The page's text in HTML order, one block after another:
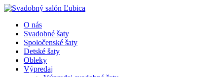
O nás
Svadobné šaty
Spoločenské šaty
Detské šaty
Obleky
Výpredaj